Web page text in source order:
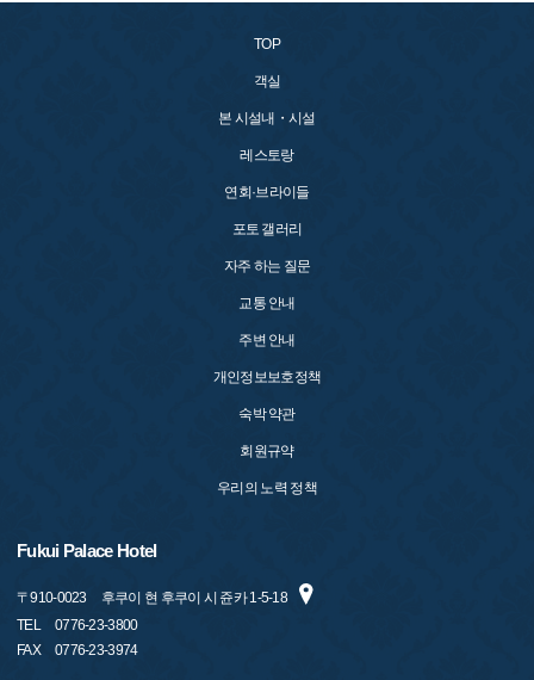
TOP
객실
본 시설내・시설
레스토랑
연회·브라이들
포토 갤러리
자주 하는 질문
교통 안내
주변 안내
개인정보보호정책
숙박 약관
회원규약
우리의 노력 정책
Fukui Palace Hotel
〒910-0023
후쿠이 현 후쿠이 시 쥰카 1-5-18
TEL
0776-23-3800
FAX
0776-23-3974